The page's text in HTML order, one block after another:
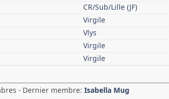
CR/Sub/Lille (JF)
Virgile
Vlys
Virgile
Virgile
- Dernier membre: Isabella Mug